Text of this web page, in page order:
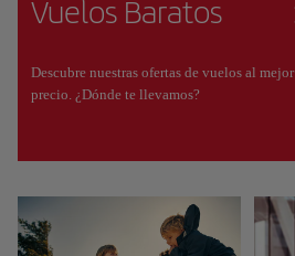
Vuelos Baratos
Descubre nuestras ofertas de vuelos al mejor
precio. ¿Dónde te llevamos?